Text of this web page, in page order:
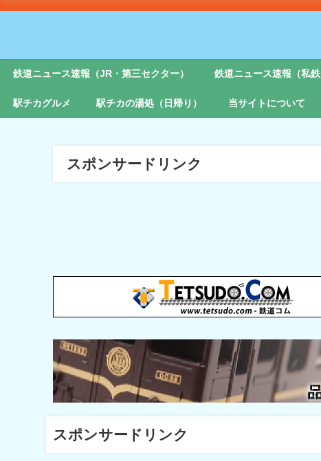
鉄道ニュース速報（JR・第三セクター） 鉄道ニュース速報（私
駅チカグルメ 駅チカの湯処（日帰り） 当サイトについて
スポンサードリンク
スポンサードリンク